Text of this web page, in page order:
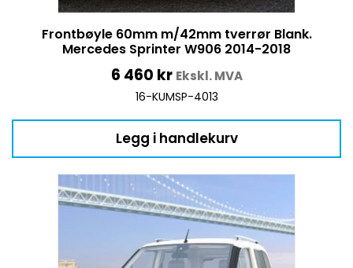
Frontbøyle 60mm m/42mm tverrør Blank.
Mercedes Sprinter W906 2014-2018
6 460 kr Ekskl. MVA
16-KUMSP-4013
Legg i handlekurv